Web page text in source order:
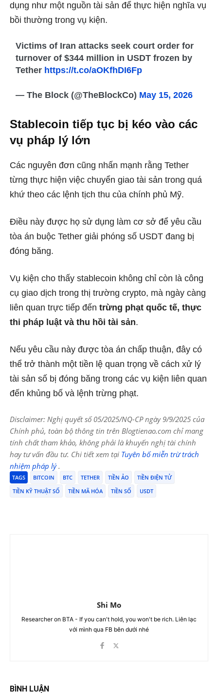
dụng như một nguồn tài sản để thực hiện nghĩa vụ
bồi thường trong vụ kiện.
Victims of Iran attacks seek court order for
turnover of $344 million in USDT frozen by
Tether https://t.co/aOKfhDI6Fp
— The Block (@TheBlockCo) May 15, 2026
Stablecoin tiếp tục bị kéo vào các
vụ pháp lý lớn
Các nguyên đơn cũng nhấn mạnh rằng Tether
từng thực hiện việc chuyển giao tài sản trong quá
khứ theo các lệnh tịch thu của chính phủ Mỹ.
Điều này được họ sử dụng làm cơ sở để yêu cầu
tòa án buộc Tether giải phóng số USDT đang bị
đóng băng.
Vụ kiện cho thấy stablecoin không chỉ còn là công
cụ giao dịch trong thị trường crypto, mà ngày càng
liên quan trực tiếp đến trừng phạt quốc tế, thực
thi pháp luật và thu hồi tài sản.
Nếu yêu cầu này được tòa án chấp thuận, đây có
thể trở thành một tiền lệ quan trọng về cách xử lý
tài sản số bị đóng băng trong các vụ kiện liên quan
đến khủng bố và lệnh trừng phạt.
Disclaimer: Nghị quyết số 05/2025/NQ-CP ngày 9/9/2025 của
Chính phủ, toàn bộ thông tin trên Blogtienao.com chỉ mang
tính chất tham khảo, không phải là khuyến nghị tài chính
hay tư vấn đầu tư. Chi tiết xem tại Tuyên bố miễn trừ trách
nhiệm pháp lý.
TAGS BITCOIN BTC TETHER TIỀN ẢO
TIỀN ĐIỆN TỬ
TIỀN KỸ THUẬT SỐ
TIỀN MÃ HÓA TIỀN SỐ USDT
Shi Mo
Researcher on BTA - If you can't hold, you won't be rich. Liên lạc
với mình qua FB bên dưới nhé
BÌNH LUẬN